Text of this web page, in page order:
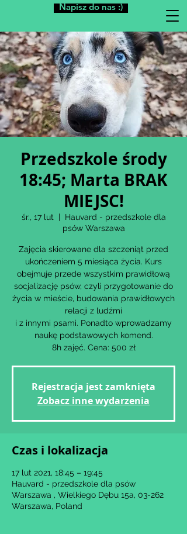
Napisz do nas :)
Przedszkole środy
18:45; Marta BRAK
MIEJSC!
śr., 17 lut
  |
Hauvard - przedszkole dla
psów Warszawa
Zajęcia skierowane dla szczeniąt przed
ukończeniem 5 miesiąca życia. Kurs
obejmuje przede wszystkim prawidłową
socjalizację psów, czyli przygotowanie do
życia w mieście, budowania prawidłowych
relacji z ludźmi
i z innymi psami. Ponadto wprowadzamy
naukę podstawowych komend.
8h zajęć. Cena: 500 zł
Rejestracja jest zamknięta
Zobacz inne wydarzenia
Czas i lokalizacja
17 lut 2021, 18:45 – 19:45
Hauvard - przedszkole dla psów
Warszawa , Wielkiego Dębu 15a, 03-262
Warszawa, Poland